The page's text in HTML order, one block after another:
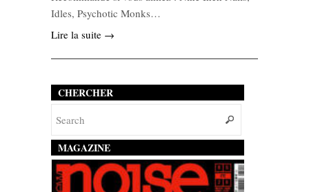
Idles, Psychotic Monks…
Lire la suite →
CHERCHER
MAGAZINE